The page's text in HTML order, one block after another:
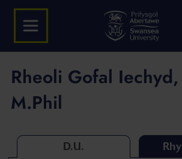
Rheoli Gofal
M.Phil
D.U.